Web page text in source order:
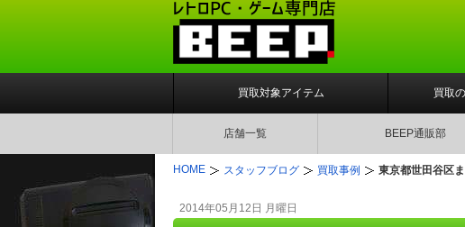
買取対象アイテム 買取
店舗一覧 BEEP通販部
HOME スタッフブログ 買取事例 東京都世田谷区
2014年05月12日 月曜日